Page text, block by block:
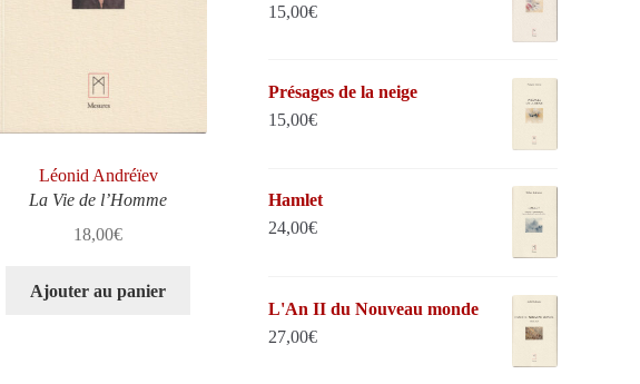
Léonid Andréïev
La Vie de l’Homme
18,00€
Ajouter au panier
15,00€
Présages de la neige
15,00€
Hamlet
24,00€
L'An II du Nouveau monde
27,00€